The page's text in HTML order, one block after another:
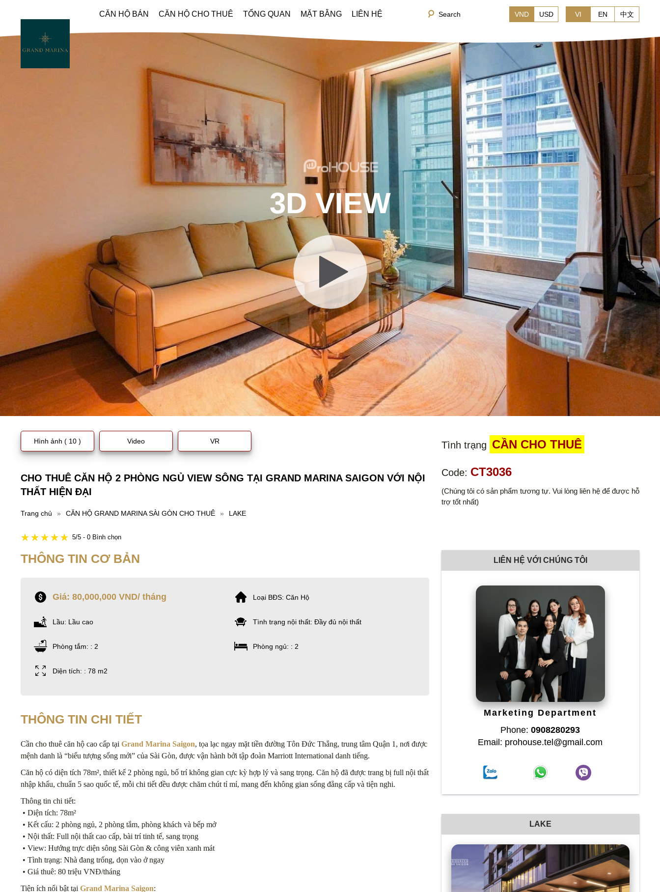
CĂN HỘ BÁN CĂN HỘ CHO THUÊ TỔNG QUAN MẶT BẰNG LIÊN HỆ Search VND USD VI EN 中文
3D VIEW
Hình ảnh ( 10 ) Video VR
CHO THUÊ CĂN HỘ 2 PHÒNG NGỦ VIEW SÔNG TẠI GRAND MARINA SAIGON VỚI NỘI
THẤT HIỆN ĐẠI
Trang chủ » CĂN HỘ GRAND MARINA SÀI GÒN CHO THUÊ » LAKE
5/5 - 0 Bình chọn
THÔNG TIN CƠ BẢN
Giá: 80,000,000 VND/ tháng Loại BĐS: Căn Hộ
Lầu: Lầu cao Tình trạng nội thất: Đầy đủ nội thất
Phòng tắm: : 2 Phòng ngủ: : 2
Diện tích: : 78 m2
THÔNG TIN CHI TIẾT
Cần cho thuê căn hộ cao cấp tại Grand Marina Saigon, tọa lạc ngay mặt tiền đường Tôn Đức Thắng, trung tâm Quận 1, nơi được
mệnh danh là “biểu tượng sống mới” của Sài Gòn, được vận hành bởi tập đoàn Marriott International danh tiếng.
Căn hộ có diện tích 78m², thiết kế 2 phòng ngủ, bố trí không gian cực kỳ hợp lý và sang trọng. Căn hộ đã được trang bị full nội thất
nhập khẩu, chuẩn 5 sao quốc tế, mỗi chi tiết đều được chăm chút tỉ mỉ, mang đến không gian sống đẳng cấp và tiện nghi.
Thông tin chi tiết:
• Diện tích: 78m²
• Kết cấu: 2 phòng ngủ, 2 phòng tắm, phòng khách và bếp mở
• Nội thất: Full nội thất cao cấp, bài trí tinh tế, sang trọng
• View: Hướng trực diện sông Sài Gòn & công viên xanh mát
• Tình trạng: Nhà đang trống, dọn vào ở ngay
• Giá thuê: 80 triệu VNĐ/tháng
Tiện ích nổi bật tại Grand Marina Saigon:
Tình trạng CẦN CHO THUÊ
Code: CT3036
(Chúng tôi có sản phẩm tương tự. Vui lòng liên hệ để được hỗ
trợ tốt nhất)
LIÊN HỆ VỚI CHÚNG TÔI
Marketing Department
Phone:0908280293
Email: prohouse.tel@gmail.com
LAKE